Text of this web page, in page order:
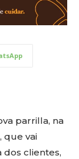
parrilla, na
que vai
dos clientes,